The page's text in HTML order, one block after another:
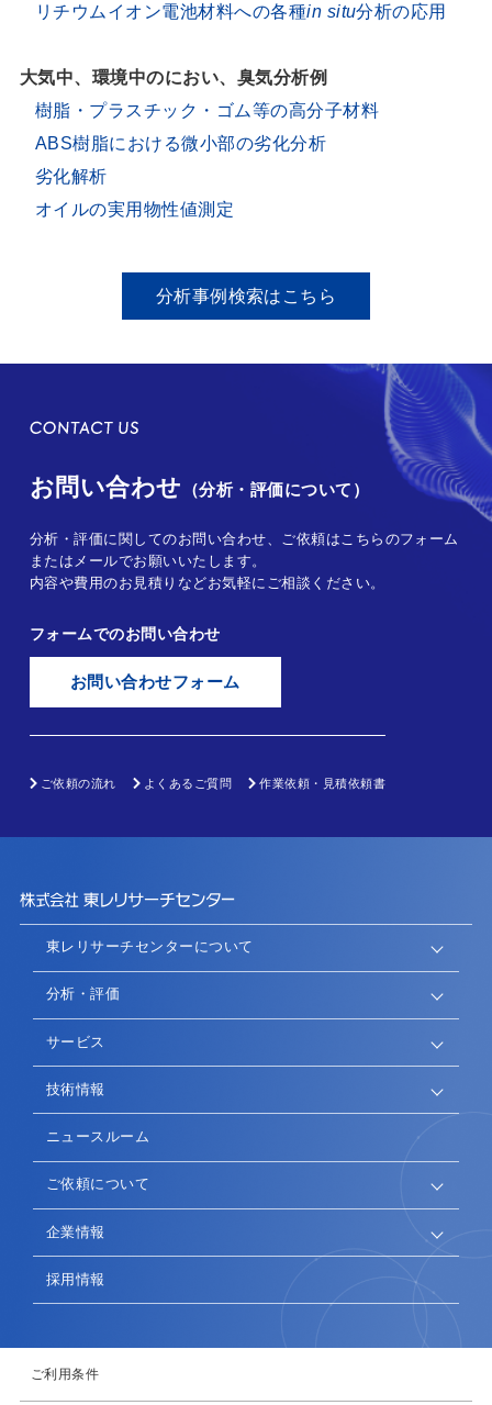
リチウムイオン電池材料への各種in situ分析の応用
大気中、環境中のにおい、臭気分析例
樹脂・プラスチック・ゴム等の高分子材料
ABS樹脂における微小部の劣化分析
劣化解析
オイルの実用物性値測定
分析事例検索はこちら
お問い合わせ （分析・評価について）
分析・評価に関してのお問い合わせ、ご依頼はこちらのフォーム
またはメールでお願いいたします。
内容や費用のお見積りなどお気軽にご相談ください。
フォームでのお問い合わせ
お問い合わせフォーム
ご依頼の流れ よくあるご質問 作業依頼・見積依頼書
東レリサーチセンターについて
分析・評価
サービス
技術情報
ニュースルーム
ご依頼について
企業情報
採用情報
ご利用条件